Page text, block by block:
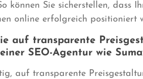
können Sie sicherstellen, dass
online erfolgreich positioniert
auf transparente
SEO-Agentur wie
auf transparente